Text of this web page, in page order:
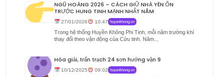
NGŨ HOÀNG 2026 – CÁCH GIỮ NHÀ YÊN ỔN
TRƯỚC HUNG TINH MẠNH NHẤT NĂM
27/01/2026 10:47 huyenkhong.vn
Trong hệ thống Huyền Không Phi Tinh, mỗi năm trường khí
thay đổi theo vận động của Cửu tinh. Năm...
Hóa giải, trấn trạch 24 sơn hướng vận 9
10/12/2025 09:02 huyenkhong.vn